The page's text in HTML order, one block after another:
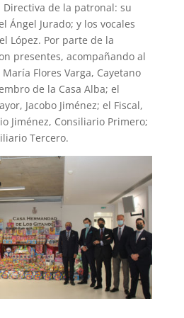
de la patronal: su
Ángel Jurado; y los vocales
López. Por parte de la
presentes, acompañando al
Flores Varga, Cayetano
de la Casa Alba; el
Jacobo Jiménez; el Fiscal,
Jiménez, Consiliario Primero;
Tercero.